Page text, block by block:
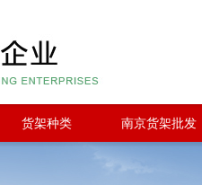
货架种类 南京货架批发